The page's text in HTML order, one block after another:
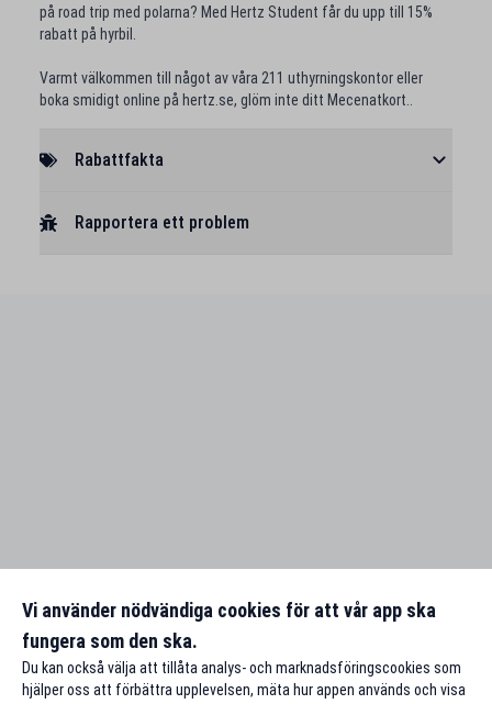
på road trip med polarna? Med Hertz Student får du upp till 15%
rabatt på hyrbil.
Varmt välkommen till något av våra 211 uthyrningskontor eller
boka smidigt online på hertz.se, glöm inte ditt Mecenatkort..
Rabattfakta
Rapportera ett problem
Vi använder nödvändiga cookies för att vår app ska
fungera som den ska.
Du kan också välja att tillåta analys- och marknadsföringscookies som
hjälper oss att förbättra upplevelsen, mäta hur appen används och visa